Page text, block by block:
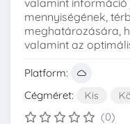
valamint
mennyiségének,
meghatározására,
valamint az
Platform:
Cégméret:
Kis
(0)